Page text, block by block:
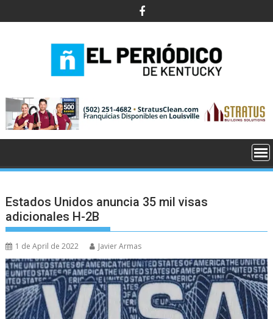
to
Estados Unidos anuncia 35 mil visas
adicionales H-2B
1 de April de 2022 Javier Armas